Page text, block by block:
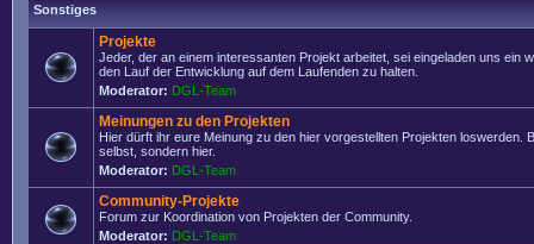
Sonstiges
Projekte
Jeder, der an einem interessanten Projekt arbeitet, sei eingeladen uns ein
den Lauf der Entwicklung auf dem Laufenden zu halten.
Moderator: DGL-Team
Meinungen zu den Projekten
Hier dürft ihr eure Meinung zu den hier vorgestellten Projekten loswerden.
selbst, sondern hier.
Moderator: DGL-Team
Community-Projekte
Forum zur Koordination von Projekten der Community.
Moderator: DGL-Team